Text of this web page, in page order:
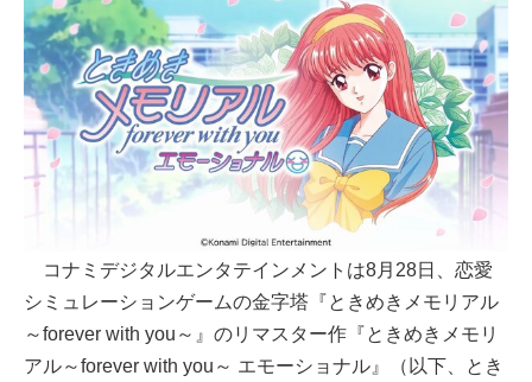
コナミデジタルエンタテインメントは8月28日、恋愛
シミュレーションゲームの金字塔『ときめきメモリアル
～forever with you～』のリマスター作『ときめきメモリ
アル～forever with you～ エモーショナル』（以下、とき